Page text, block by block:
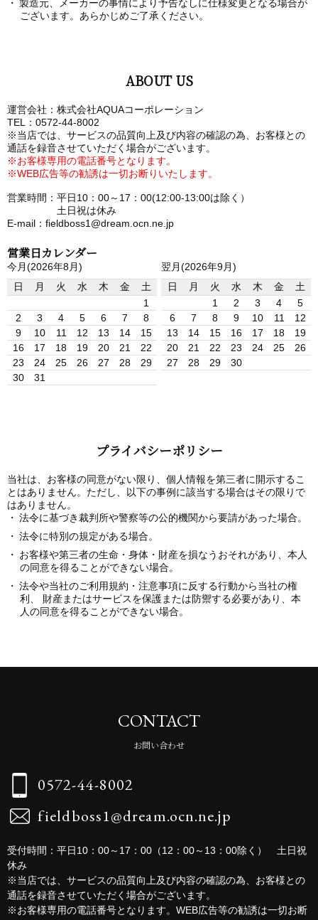
製造元、メーカーの事情により予告なしに仕様変更となる場合が
ございます。あらかじめご了承ください。
ABOUT US
運営会社：株式会社AQUAコーポレーション
TEL：0572-44-8002
※当店では、サービスの品質向上及び内容の確認の為、お客様との
通話を録音させていただく場合がございます。
※お客様専用の電話番号となります。
※WEB広告等の勧誘は一切お断りいたします。
営業時間：平日10：00～17：00(12:00-13:00は除く）
土日祝は休み
E-mail：fieldboss1@dream.ocn.ne.jp
営業日カレンダー
今月(2026年8月)
日
月 火 水 木 金
土
1
2
3 4 5 6 7
8
9
10 11 12 13 14
15
16
17 18 19 20 21
22
23
24 25 26 27 28
29
30
31
翌月(2026年9月)
日
月 火 水 木 金
土
1
2 3 4
5
6
7 8 9 10 11
12
13
14 15 16 17 18
19
20
21 22 23 24 25
26
27
28 29 30
プライバシーポリシー
当社は、お客様の同意がない限り、個人情報を第三者に開示するこ
とはありません。ただし、以下の事例に該当する場合はその限りで
はありません。
法令に基づき裁判所や警察等の公的機関から要請があった場合。
法令に特別の規定がある場合。
お客様や第三者の生命・身体・財産を損なうおそれがあり、本人
の同意を得ることができない場合。
法令や当社のご利用規約・注意事項に反する行動から当社の権
利、 財産またはサービスを保護または防禦する必要があり、本
人の同意を得ることができない場合。
CONTACT
お問い合わせ
0572-44-8002
fieldboss1@dream.ocn.ne.jp
受付時間：平日10：00～17：00（12：00～13：00除く） 土日祝
休み
※当店では、サービスの品質向上及び内容の確認の為、お客様との
通話を録音させていただく場合がございます。
※お客様専用の電話番号となります。WEB広告等の勧誘は一切お断